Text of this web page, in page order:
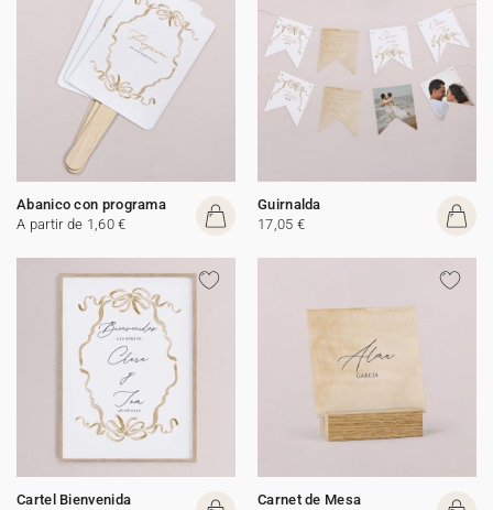
Abanico con programa
A partir de 1,60 €
Guirnalda
17,05 €
Cartel Bienvenida
Carnet de Mesa